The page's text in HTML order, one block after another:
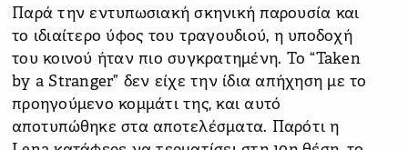
Παρά την εντυπωσιακή σκηνική παρουσία και
το ιδιαίτερο ύφος του τραγουδιού, η υποδοχή
του κοινού ήταν πιο συγκρατημένη. Το “Taken
by a Stranger” δεν είχε την ίδια απήχηση με το
προηγούμενο κομμάτι της, και αυτό
αποτυπώθηκε στα αποτελέσματα. Παρότι η